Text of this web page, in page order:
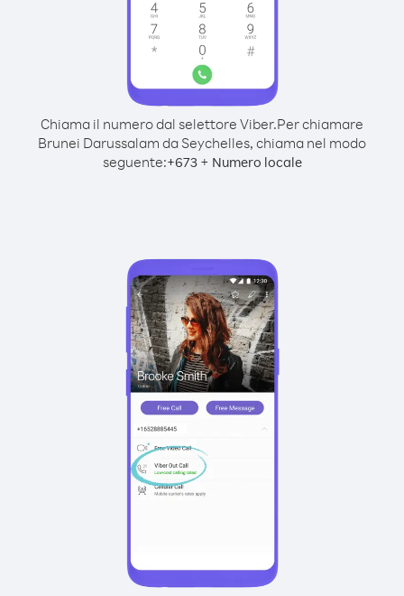
Chiama il numero dal selettore Viber.Per chiamare
Brunei Darussalam da Seychelles, chiama nel modo
seguente:+673+ Numero locale